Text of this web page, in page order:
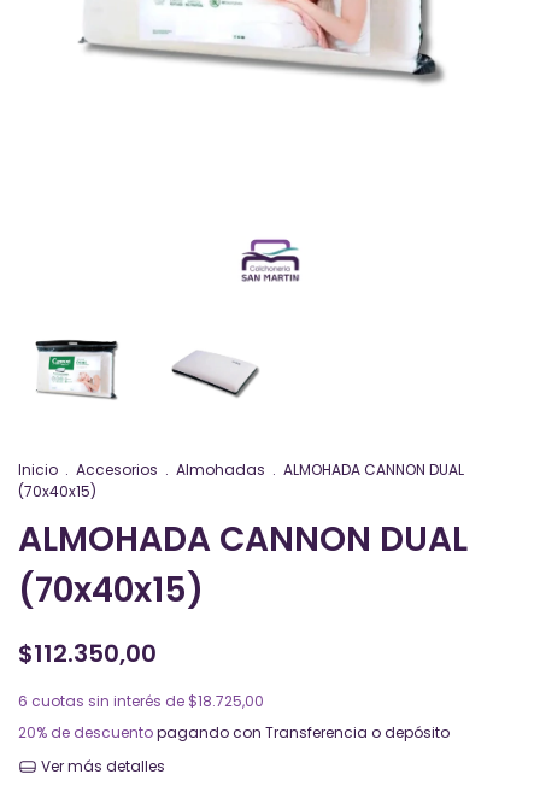
Inicio . Accesorios . Almohadas . ALMOHADA CANNON DUAL
(70x40x15)
ALMOHADA CANNON DUAL
(70x40x15)
$112.350,00
6 cuotas sin interés de $18.725,00
20% de descuentopagando con Transferencia o depósito
Ver más detalles